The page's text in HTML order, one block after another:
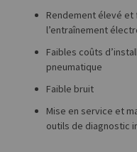
Rendement élevé et
l’entraînement
Faibles coûts
pneumatique
Faible bruit
Mise en service et
outils de diagnostic